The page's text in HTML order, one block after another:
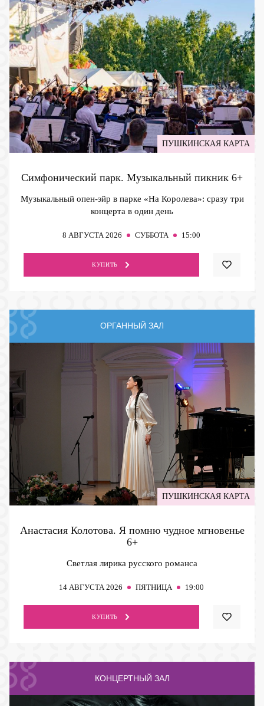
ПУШКИНСКАЯ КАРТА
Симфонический парк. Музыкальный пикник 6+
Музыкальный опен-эйр в парке «На Королева»: сразу три
концерта в один день
8 АВГУСТА 2026 СУББОТА 15:00
КУПИТЬ
ОРГАННЫЙ ЗАЛ
ПУШКИНСКАЯ КАРТА
Анастасия Колотова. Я помню чудное мгновенье
6+
Светлая лирика русского романса
14 АВГУСТА 2026 ПЯТНИЦА 19:00
КУПИТЬ
КОНЦЕРТНЫЙ ЗАЛ